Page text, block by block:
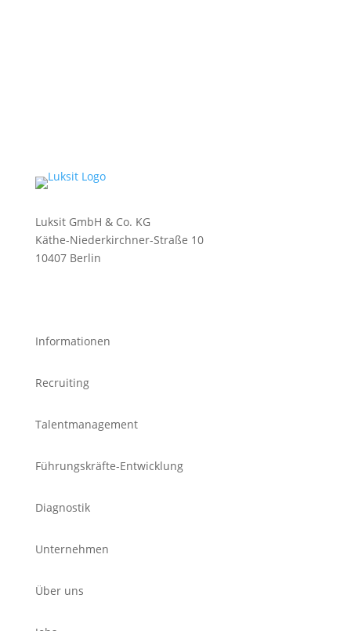
Luksit GmbH & Co. KG
Käthe-Niederkirchner-Straße 10
10407 Berlin
Informationen
Recruiting
Talentmanagement
Führungskräfte-Entwicklung
Diagnostik
Unternehmen
Über uns